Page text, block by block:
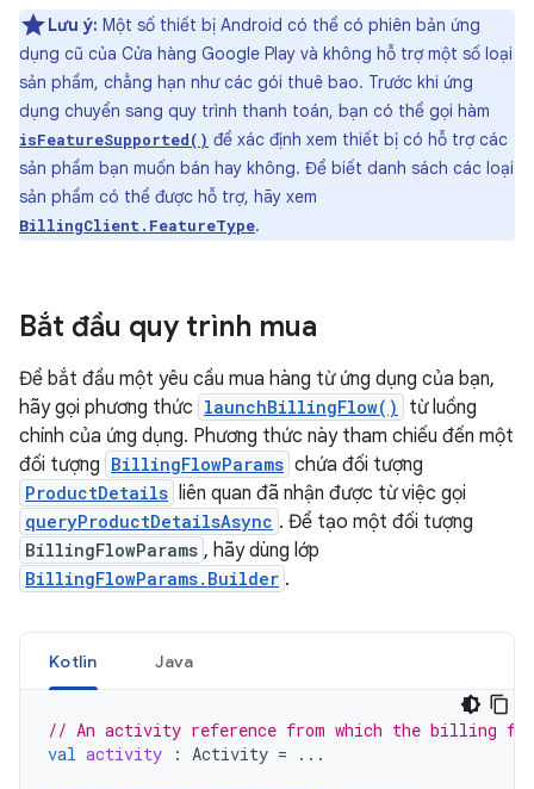
Lưu ý: Một số thiết bị Android có thể có phiên bản ứng
dụng cũ của Cửa hàng Google Play và không hỗ trợ một số loại
sản phẩm, chẳng hạn như các gói thuê bao. Trước khi ứng
dụng chuyển sang quy trình thanh toán, bạn có thể gọi hàm
isFeatureSupported() để xác định xem thiết bị có hỗ trợ các
sản phẩm bạn muốn bán hay không. Để biết danh sách các loại
sản phẩm có thể được hỗ trợ, hãy xem
BillingClient.FeatureType.
Bắt đầu quy trình mua
Để bắt đầu một yêu cầu mua hàng từ ứng dụng của bạn,
hãy gọi phương thức launchBillingFlow()
từ luồng
chính của ứng dụng. Phương thức này tham chiếu đến một
đối tượng BillingFlowParams chứa đối tượng
ProductDetails liên quan đã nhận được từ việc gọi
queryProductDetailsAsync . Để tạo một đối tượng
BillingFlowParams , hãy dùng lớp
BillingFlowParams.Builder .
Kotlin Java
// An activity reference from which the billing
val activity : Activity = ...